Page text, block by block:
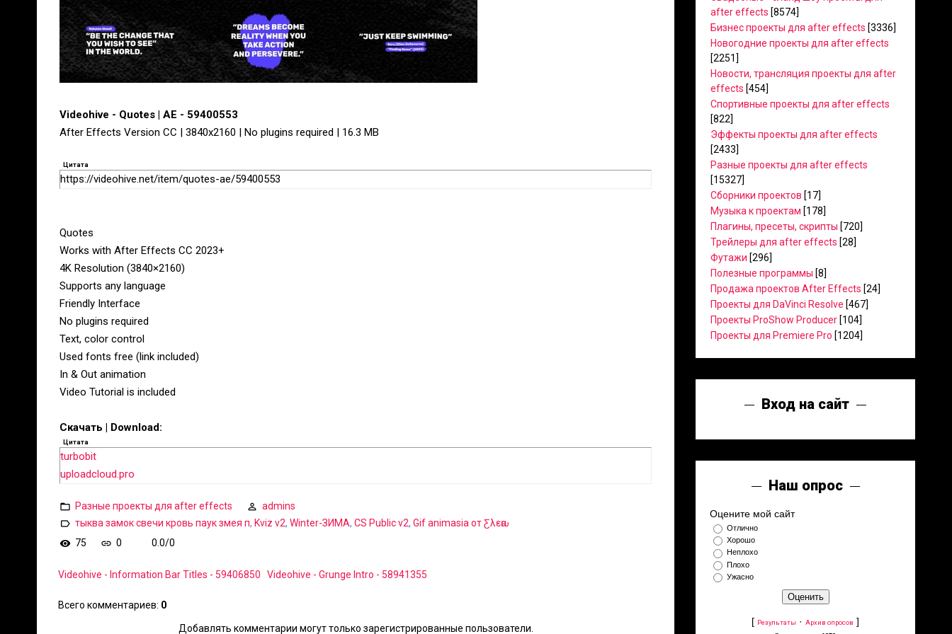
Videohive - Quotes | AE - 59400553
After Effects Version CC | 3840x2160 | No plugins required | 16.3 MB
Цитата
https://videohive.net/item/quotes-ae/59400553
Quotes
Works with After Effects CC 2023+
4K Resolution (3840×2160)
Supports any language
Friendly Interface
No plugins required
Text, color control
Used fonts free (link included)
In & Out animation
Video Tutorial is included
Скачать | Download:
Цитата
turbobit
uploadcloud.pro
Разные проекты для after effects
admins
тыква замок свечи кровь паук змея п, Kviz v2, Winter-ЗИМА, CS Public v2, Gif animasia от Ƹ​λεԋα
75
0 0.0/0
Videohive - Information Bar Titles - 59406850 Videohive - Grunge Intro - 58941355
Всего комментариев: 0
Добавлять комментарии могут только зарегистрированные пользователи.
after effects [8574]
Бизнес проекты для after effects [3336]
Новогодние проекты для after effects
[2251]
Новости, трансляция проекты для after
effects [454]
Спортивные проекты для after effects
[822]
Эффекты проекты для after effects
[2433]
Разные проекты для after effects
[15327]
Сборники проектов [17]
Музыка к проектам [178]
Плагины, пресеты, скрипты [720]
Трейлеры для after effects [28]
Футажи [296]
Полезные программы [8]
Продажа проектов After Effects [24]
Проекты для DaVinci Resolve [467]
Проекты ProShow Producer [104]
Проекты для Premiere Pro [1204]
Вход на сайт
Наш опрос
Оцените мой сайт
Отлично
Хорошо
Неплохо
Плохо
Ужасно
[ Результаты · Архив опросов ]